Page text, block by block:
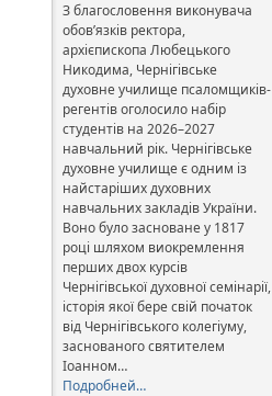
З благословення виконувача
обов’язків ректора,
архієпископа Любецького
Никодима, Чернігівське
духовне училище псаломщиків-
регентів оголосило набір
студентів на 2026–2027
навчальний рік. Чернігівське
духовне училище є одним із
найстаріших духовних
навчальних закладів України.
Воно було засноване у 1817
році шляхом виокремлення
перших двох курсів
Чернігівської духовної семінарії,
історія якої бере свій початок
від Чернігівського колегіуму,
заснованого святителем
Іоанном…
Подробней…